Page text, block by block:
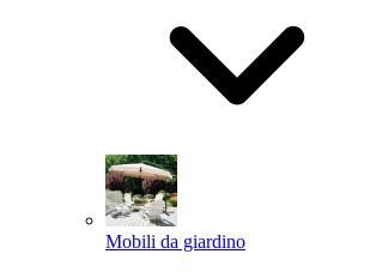
Mobili da giardino